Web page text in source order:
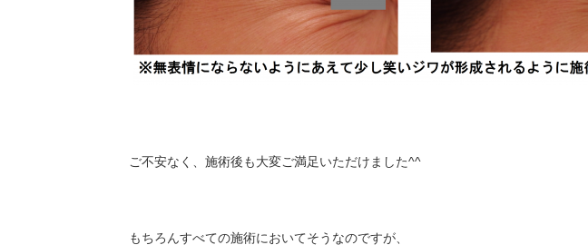
ご不安なく、施術後も大変ご満足いただけました^^
もちろんすべての施術においてそうなのですが、